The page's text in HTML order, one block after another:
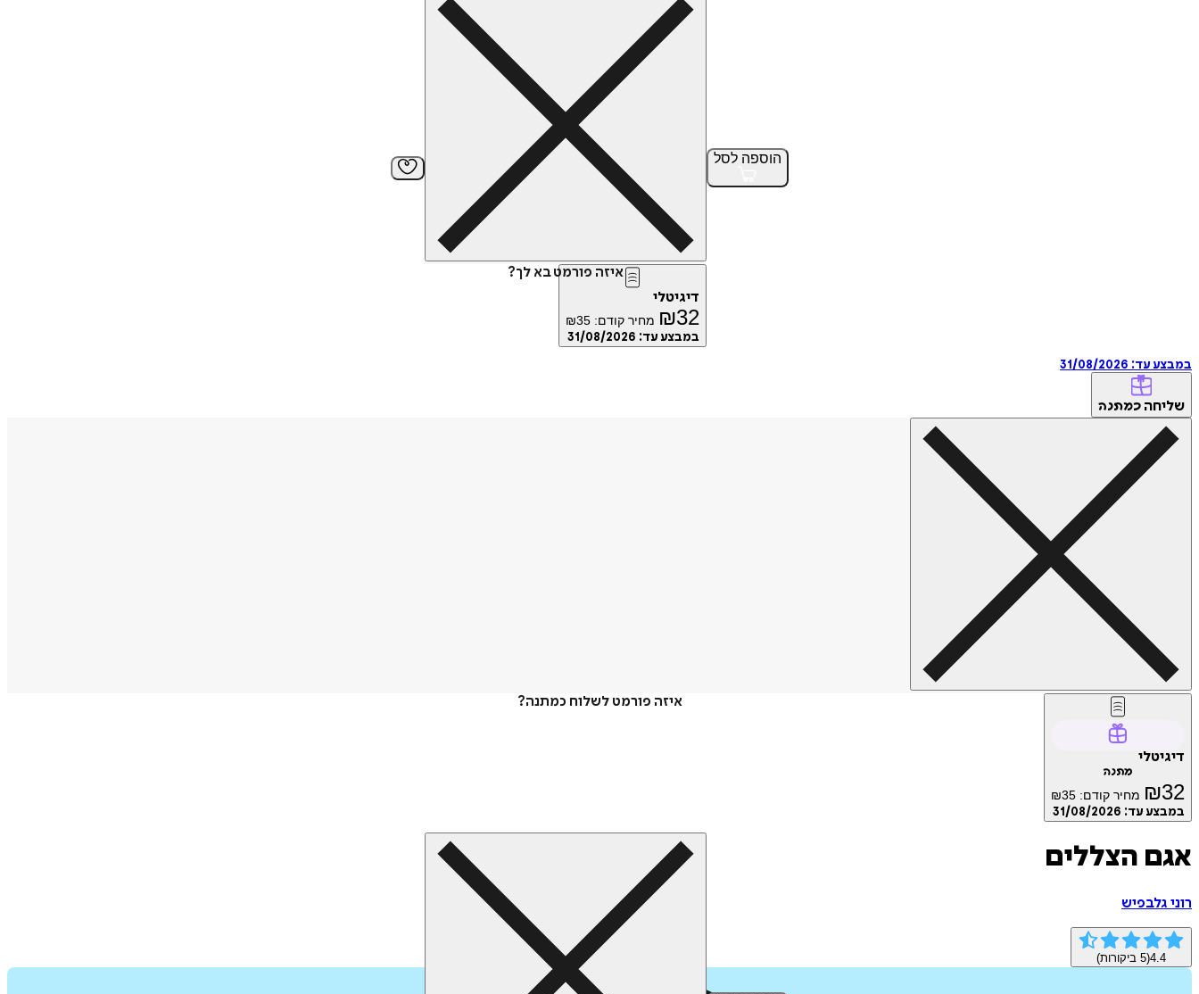
הוספה לסל
איזה פורמט בא לך?
דיגיטלי
₪32 מחיר קודם: ₪35
במבצע עד: 31/08/2026
במבצע עד: 31/08/2026
שליחה כמתנה
איזה פורמט לשלוח כמתנה?
דיגיטלי
מתנה
₪32 מחיר קודם: ₪35
במבצע עד: 31/08/2026
אגם הצללים
רוני גלבפיש
4.4
(
5 ביקורות)